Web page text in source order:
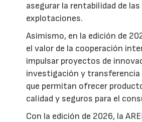
asegurar la rentabilidad de las
explotaciones.
Asimismo, en la edición de
el valor de la cooperación
impulsar proyectos de
investigación y transferencia
que permitan ofrecer
calidad y seguros para el
Con la edición de 2026, la